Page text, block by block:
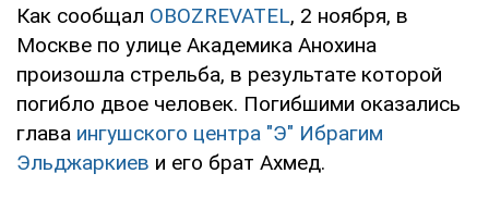
Как сообщал OBOZREVATEL, 2 ноября, в
Москве по улице Академика Анохина
произошла стрельба, в результате которой
погибло двое человек. Погибшими оказались
глава ингушского центра "Э" Ибрагим
Эльджаркиев и его брат Ахмед.